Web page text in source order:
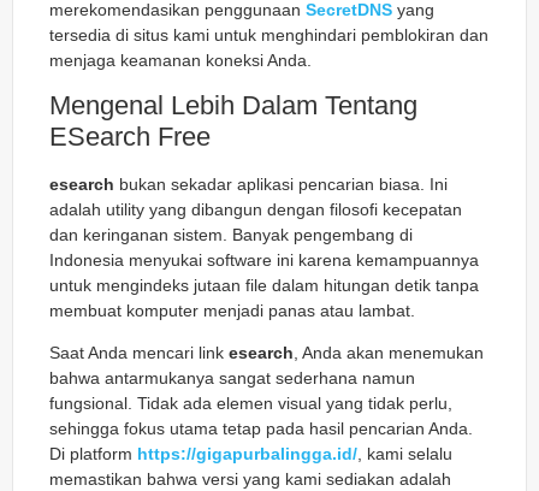
merekomendasikan penggunaan SecretDNS yang
tersedia di situs kami untuk menghindari pemblokiran dan
menjaga keamanan koneksi Anda.
Mengenal Lebih Dalam Tentang
ESearch Free
esearch bukan sekadar aplikasi pencarian biasa. Ini
adalah utility yang dibangun dengan filosofi kecepatan
dan keringanan sistem. Banyak pengembang di
Indonesia menyukai software ini karena kemampuannya
untuk mengindeks jutaan file dalam hitungan detik tanpa
membuat komputer menjadi panas atau lambat.
Saat Anda mencari link esearch, Anda akan menemukan
bahwa antarmukanya sangat sederhana namun
fungsional. Tidak ada elemen visual yang tidak perlu,
sehingga fokus utama tetap pada hasil pencarian Anda.
Di platform https://gigapurbalingga.id/, kami selalu
memastikan bahwa versi yang kami sediakan adalah